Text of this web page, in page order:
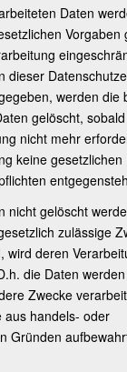
Daten
Vorgaben
dieser
werden die
gelöscht,
nicht mehr
keine gesetzlichen
nicht gelöscht
zulässige
wird deren
die Daten
Zwecke
aus handels- oder
Gründen